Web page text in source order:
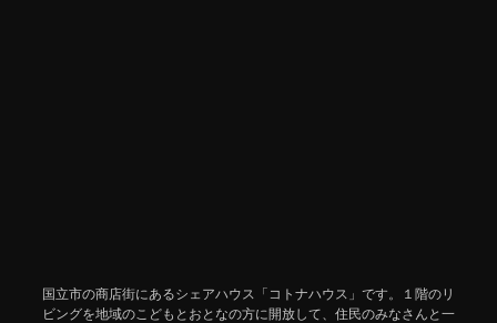
国立市の商店街にあるシェアハウス「コトナハウス」です。１階のリ
ビングを地域のこどもとおとなの方に開放して、住民のみなさんと一